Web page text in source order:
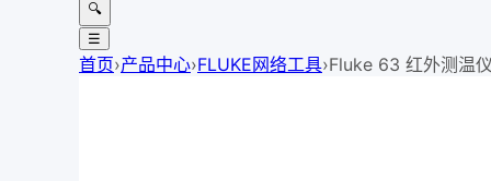
🔍
☰
首页›产品中心›FLUKE网络工具›Fluke 63 红外测温